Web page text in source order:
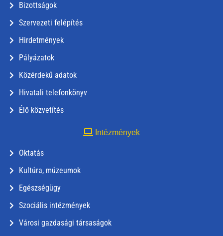
Bizottságok
Szervezeti felépítés
Hirdetmények
Pályázatok
Közérdekű adatok
Hivatali telefonkönyv
Élő közvetítés
Intézmények
Oktatás
Kultúra, múzeumok
Egészségügy
Szociális intézmények
Városi gazdasági társaságok